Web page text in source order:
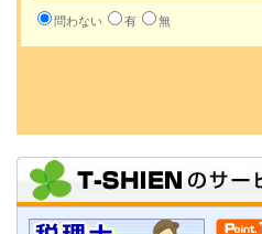
問わない 有 無